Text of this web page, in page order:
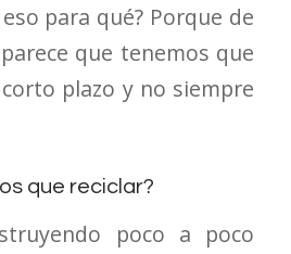
para qué? Porque de
que tenemos que
plazo y no siempre
que reciclar?
poco a poco